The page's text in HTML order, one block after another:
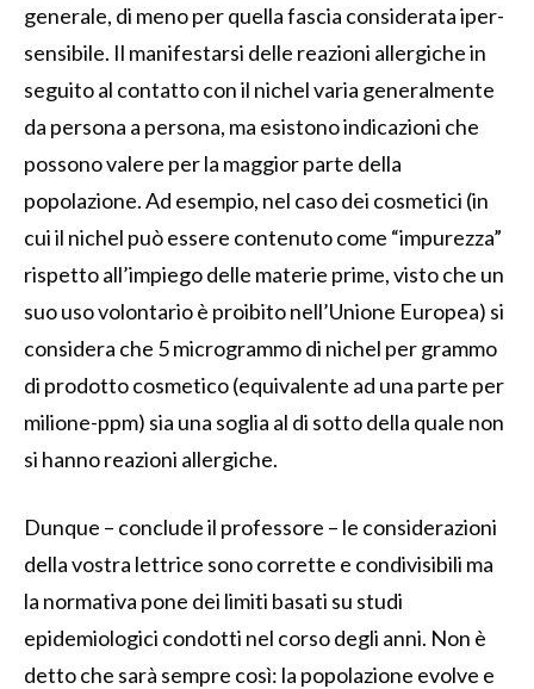
generale, di meno per quella fascia considerata iper-
sensibile. Il manifestarsi delle reazioni allergiche in
seguito al contatto con il nichel varia generalmente
da persona a persona, ma esistono indicazioni che
possono valere per la maggior parte della
popolazione. Ad esempio, nel caso dei cosmetici (in
cui il nichel può essere contenuto come “impurezza”
rispetto all’impiego delle materie prime, visto che un
suo uso volontario è proibito nell’Unione Europea) si
considera che 5 microgrammo di nichel per grammo
di prodotto cosmetico (equivalente ad una parte per
milione-ppm) sia una soglia al di sotto della quale non
si hanno reazioni allergiche.
Dunque – conclude il professore – le considerazioni
della vostra lettrice sono corrette e condivisibili ma
la normativa pone dei limiti basati su studi
epidemiologici condotti nel corso degli anni. Non è
detto che sarà sempre così: la popolazione evolve e